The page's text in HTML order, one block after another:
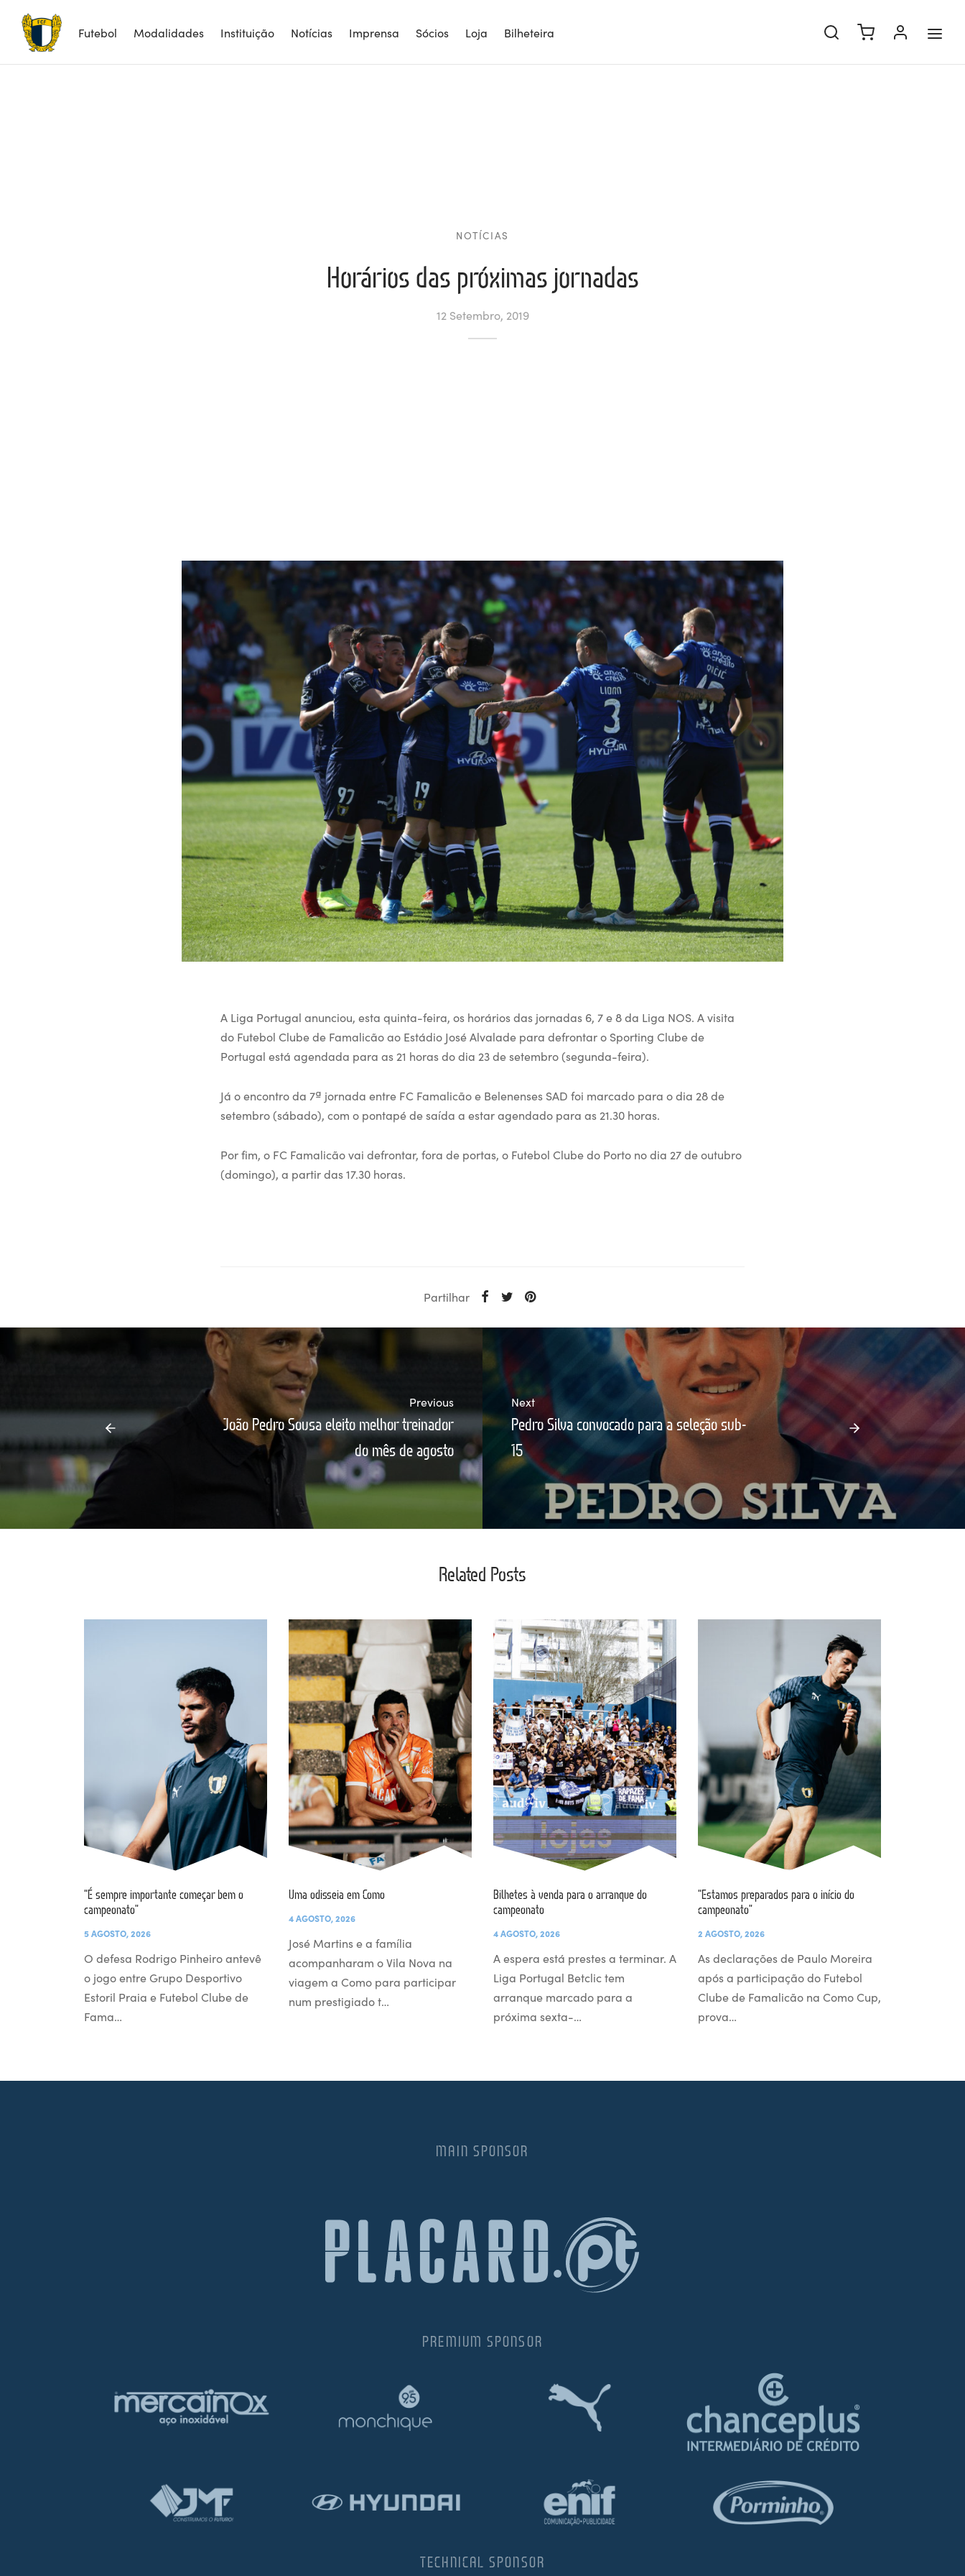
Futebol Modalidades Instituição Notícias Imprensa Sócios Loja Bilheteira
NOTÍCIAS
Horários das próximas jornadas
12 Setembro, 2019
A Liga Portugal anunciou, esta quinta-feira, os horários das jornadas 6, 7 e 8 da Liga NOS. A visita
do Futebol Clube de Famalicão ao Estádio José Alvalade para defrontar o Sporting Clube de
Portugal está agendada para as 21 horas do dia 23 de setembro (segunda-feira).
Já o encontro da 7ª jornada entre FC Famalicão e Belenenses SAD foi marcado para o dia 28 de
setembro (sábado), com o pontapé de saída a estar agendado para as 21.30 horas.
Por fim, o FC Famalicão vai defrontar, fora de portas, o Futebol Clube do Porto no dia 27 de outubro
(domingo), a partir das 17.30 horas.
Partilhar
Previous
João Pedro Sousa eleito melhor treinador
do mês de agosto
Next
Pedro Silva convocado para a seleção sub-
15
Related Posts
“É sempre importante começar bem o
campeonato”
5 AGOSTO, 2026
O defesa Rodrigo Pinheiro antevê
o jogo entre Grupo Desportivo
Estoril Praia e Futebol Clube de
Fama…
Uma odisseia em Como
4 AGOSTO, 2026
José Martins e a família
acompanharam o Vila Nova na
viagem a Como para participar
num prestigiado t…
Bilhetes à venda para o arranque do
campeonato
4 AGOSTO, 2026
A espera está prestes a terminar. A
Liga Portugal Betclic tem
arranque marcado para a
próxima sexta-…
“Estamos preparados para o início do
campeonato”
2 AGOSTO, 2026
As declarações de Paulo Moreira
após a participação do Futebol
Clube de Famalicão na Como Cup,
prova…
MAIN SPONSOR
PREMIUM SPONSOR
TECHNICAL SPONSOR